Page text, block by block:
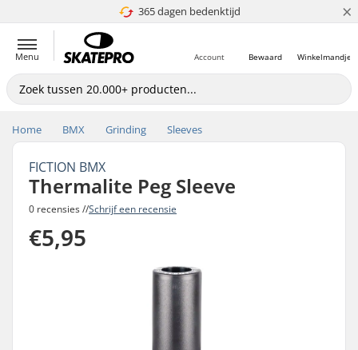
365 dagen bedenktijd
4.8 van 5 ×
Menu Winkelmandje
Bewaard
Account
Home BMX Grinding Sleeves
FICTION BMX
Thermalite Peg Sleeve
0 recensies //Schrijf een recensie
€5,95